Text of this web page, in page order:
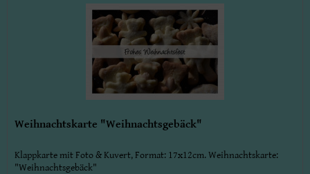
Weihnachtskarte "Weihnachtsgebäck"
Klappkarte mit Foto & Kuvert, Format: 17x12cm. Weihnachtskarte:
"Weihnachtsgebäck"